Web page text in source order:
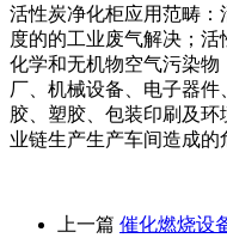
活性炭净化柜应用范畴
度的的工业废气解决；
化学和无机物空气污染
厂、机械设备、电子器
胶、塑胶、包装印刷及
业链生产生产车间造成的
上一篇 催化燃烧设